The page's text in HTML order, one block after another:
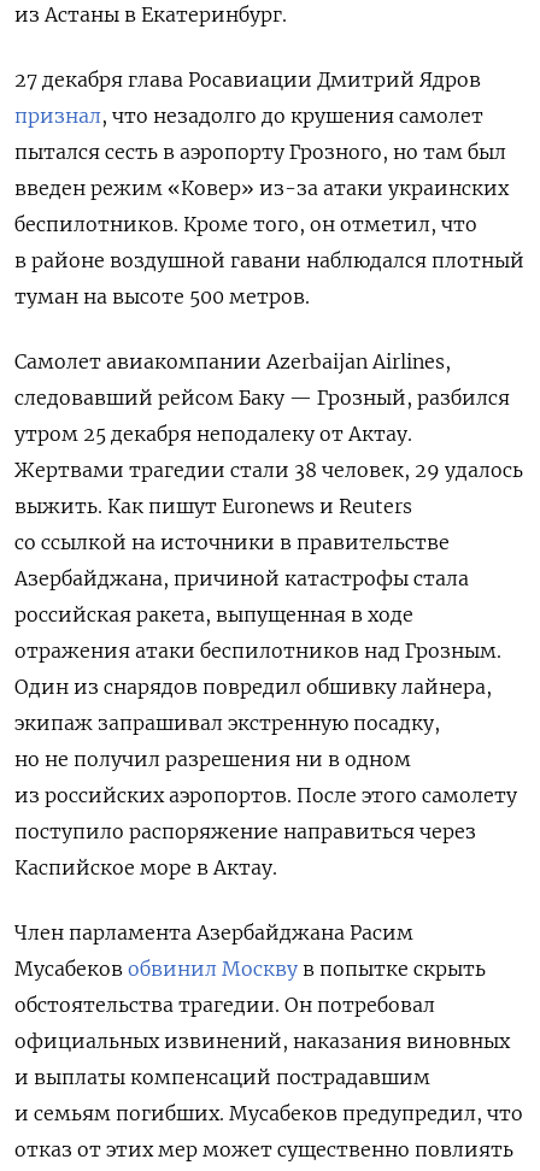
из Астаны в Екатеринбург.
27 декабря глава Росавиации Дмитрий Ядров
признал, что незадолго до крушения самолет
пытался сесть в аэропорту Грозного, но там был
введен режим «Ковер» из-за атаки украинских
беспилотников. Кроме того, он отметил, что
в районе воздушной гавани наблюдался плотный
туман на высоте 500 метров.
Самолет авиакомпании Azerbaijan Airlines,
следовавший рейсом Баку — Грозный, разбился
утром 25 декабря неподалеку от Актау.
Жертвами трагедии стали 38 человек, 29 удалось
выжить. Как пишут Euronews и Reuters
со ссылкой на источники в правительстве
Азербайджана, причиной катастрофы стала
российская ракета, выпущенная в ходе
отражения атаки беспилотников над Грозным.
Один из снарядов повредил обшивку лайнера,
экипаж запрашивал экстренную посадку,
но не получил разрешения ни в одном
из российских аэропортов. После этого самолету
поступило распоряжение направиться через
Каспийское море в Актау.
Член парламента Азербайджана Расим
Мусабеков обвинил Москву в попытке скрыть
обстоятельства трагедии. Он потребовал
официальных извинений, наказания виновных
и выплаты компенсаций пострадавшим
и семьям погибших. Мусабеков предупредил, что
отказ от этих мер может существенно повлиять